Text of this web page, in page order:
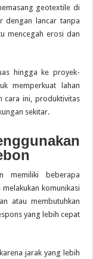
geotextile di
dengan lancar tanpa
mencegah erosi dan
hingga ke proyek-
memperkuat lahan
cara ini, produktivitas
sekitar.
memiliki beberapa
komunikasi
atau membutuhkan
yang lebih cepat
jarak yang lebih